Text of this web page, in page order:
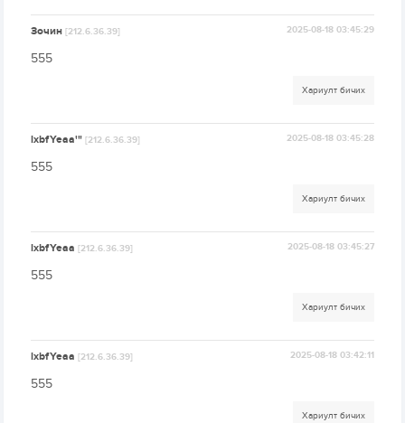
Зочин[212.6.36.39] 2025-08-18 03:45:29
555
Хариулт бичих
lxbfYeaa'"[212.6.36.39] 2025-08-18 03:45:28
555
Хариулт бичих
lxbfYeaa[212.6.36.39] 2025-08-18 03:45:27
555
Хариулт бичих
lxbfYeaa[212.6.36.39] 2025-08-18 03:42:11
555
Хариулт бичих